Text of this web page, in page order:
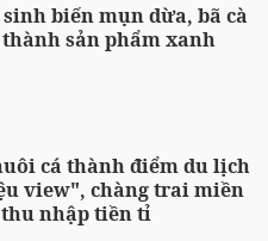
sinh biến mụn dừa, bã cà
sản phẩm xanh
cá thành điểm du lịch
view", chàng trai miền
thu nhập tiền tỉ